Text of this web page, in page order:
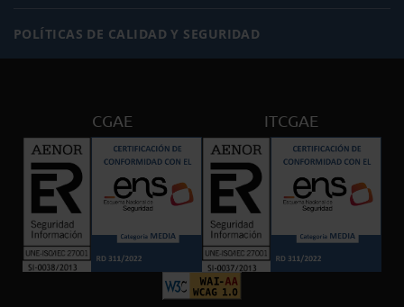
POLÍTICAS DE CALIDAD Y SEGURIDAD
CGAE ITCGAE